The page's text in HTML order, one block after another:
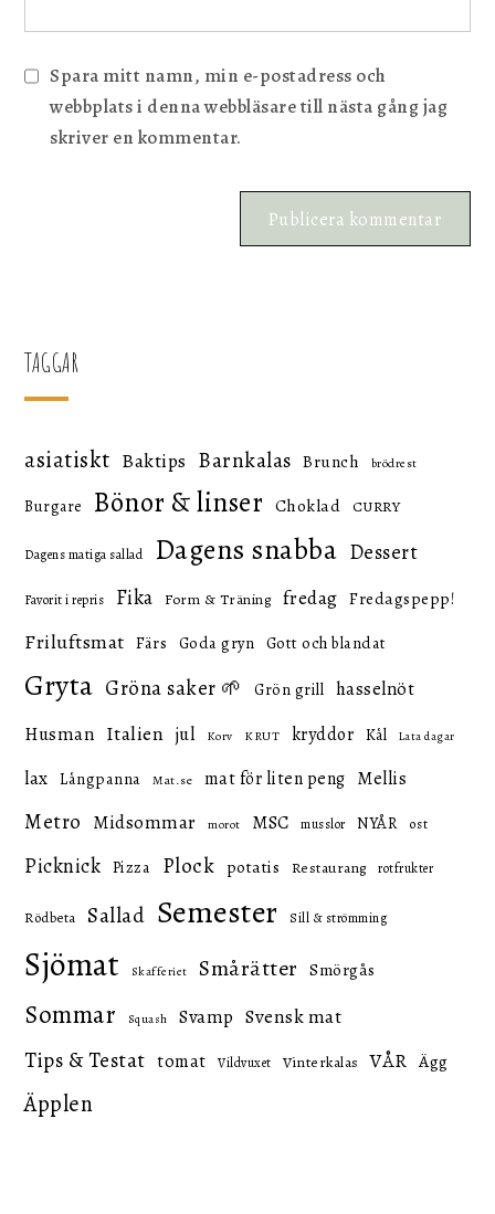
Spara mitt namn, min e-postadress och
webbplats i denna webbläsare till nästa gång jag
skriver en kommentar.
TAGGAR
asiatiskt Baktips Barnkalas Brunch brödrest
Burgare Bönor & linser Choklad CURRY
Dagens matiga sallad Dagens snabba Dessert
Favorit i repris Fika Form & Träning fredag Fredagspepp!
Friluftsmat Färs Goda gryn Gott och blandat
Gryta Gröna saker 🌱 Grön grill hasselnöt
Husman Italien jul Korv KRUT kryddor Kål Lata dagar
lax Långpanna Mat.se mat för liten peng Mellis
Metro Midsommar morot MSC musslor NYÅR ost
Picknick Pizza Plock potatis Restaurang rotfrukter
Rödbeta Sallad Semester Sill & strömming
Sjömat Skafferiet Smårätter Smörgås
Sommar Squash Svamp Svensk mat
Tips & Testat tomat Vildvuxet Vinterkalas VÅR Ägg
Äpplen